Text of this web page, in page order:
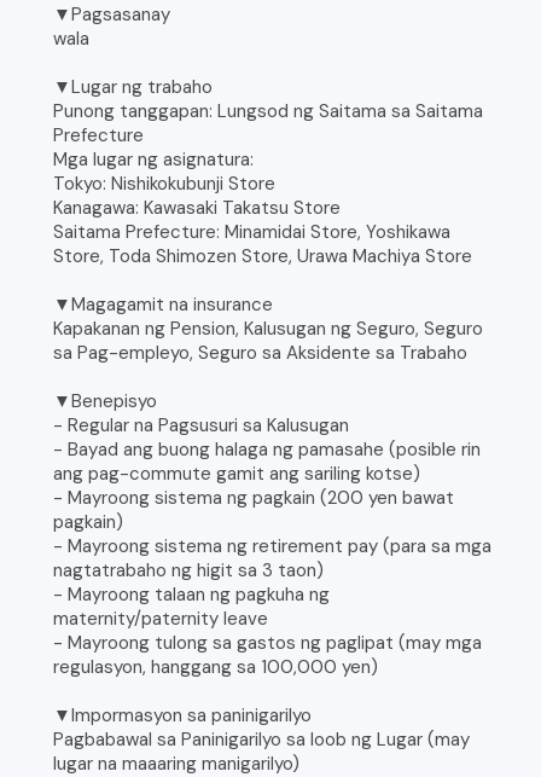
▼Pagsasanay
wala
▼Lugar ng trabaho
Punong tanggapan: Lungsod ng Saitama sa Saitama
Prefecture
Mga lugar ng asignatura:
Tokyo: Nishikokubunji Store
Kanagawa: Kawasaki Takatsu Store
Saitama Prefecture: Minamidai Store, Yoshikawa
Store, Toda Shimozen Store, Urawa Machiya Store
▼Magagamit na insurance
Kapakanan ng Pension, Kalusugan ng Seguro, Seguro
sa Pag-empleyo, Seguro sa Aksidente sa Trabaho
▼Benepisyo
- Regular na Pagsusuri sa Kalusugan
- Bayad ang buong halaga ng pamasahe (posible rin
ang pag-commute gamit ang sariling kotse)
- Mayroong sistema ng pagkain (200 yen bawat
pagkain)
- Mayroong sistema ng retirement pay (para sa mga
nagtatrabaho ng higit sa 3 taon)
- Mayroong talaan ng pagkuha ng
maternity/paternity leave
- Mayroong tulong sa gastos ng paglipat (may mga
regulasyon, hanggang sa 100,000 yen)
▼Impormasyon sa paninigarilyo
Pagbabawal sa Paninigarilyo sa loob ng Lugar (may
lugar na maaaring manigarilyo)